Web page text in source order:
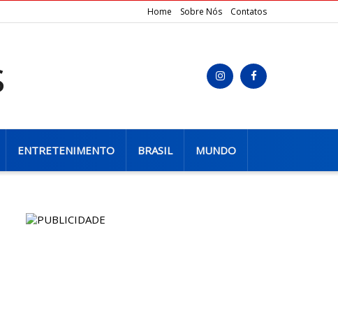
Home Sobre Nós Contatos
ENTRETENIMENTO BRASIL MUNDO